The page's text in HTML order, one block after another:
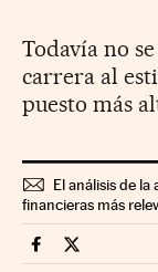
Todavía no
carrera al
puesto más
El análisis de
financieras más
EconomiaEconomia